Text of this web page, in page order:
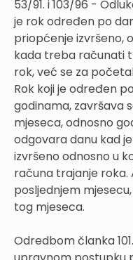
53/91. i 103/96 -
je rok određen po
priopćenje izvršeno,
kada treba računati
rok, već se za
Rok koji je određen
godinama, završava
mjeseca, odnosno
odgovara danu kad
izvršeno odnosno u
računa trajanje roka.
posljednjem
tog mjeseca.
Odredbom članka